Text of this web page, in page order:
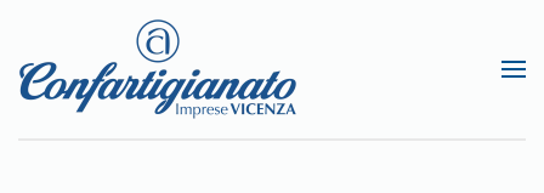
Passa al contenuto principale